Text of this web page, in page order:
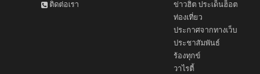
ติดต่อเรา
ข่าวฮิต ประเด็นฮ็อต
ท่องเที่ยว
ประกาศจากทางเว็บ
ประชาสัมพันธ์
ร้องทุกข์
วาไรตี้